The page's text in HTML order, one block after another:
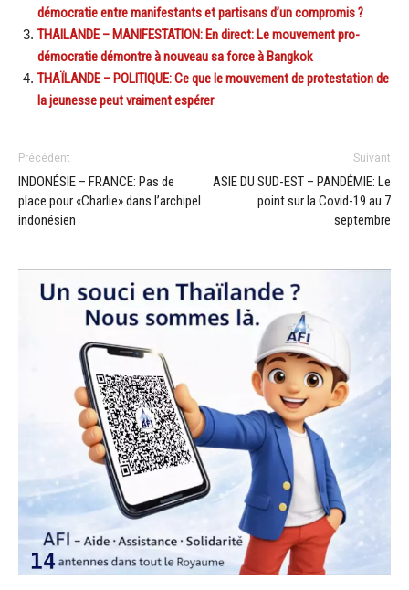
démocratie entre manifestants et partisans d’un compromis ?
THAILANDE – MANIFESTATION: En direct: Le mouvement pro-
démocratie démontre à nouveau sa force à Bangkok
THAÏLANDE – POLITIQUE: Ce que le mouvement de protestation de
la jeunesse peut vraiment espérer
Précédent
INDONÉSIE – FRANCE: Pas de
place pour «Charlie» dans l’archipel
indonésien
Suivant
ASIE DU SUD-EST – PANDÉMIE: Le
point sur la Covid-19 au 7
septembre